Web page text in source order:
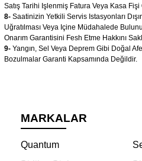
Satış Tarihi Işlenmiş Fatura Veya Kasa
8- Saatinizin Yetkili Servis Istasyonları
Uğratılması Veya Içine Müdahalede
Onarım Garantisini Fesh Etme Hakkını
9- Yangın, Sel Veya Deprem Gibi Doğal
Bozulmalar Garanti Kapsamında Değildir.
MARKALAR
Quantum